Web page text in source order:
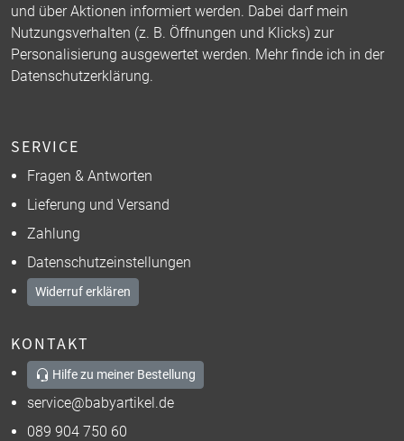
und über Aktionen informiert werden. Dabei darf mein
Nutzungsverhalten (z. B. Öffnungen und Klicks) zur
Personalisierung ausgewertet werden. Mehr finde ich in der
Datenschutzerklärung.
SERVICE
Fragen & Antworten
Lieferung und Versand
Zahlung
Datenschutzeinstellungen
Widerruf erklären
KONTAKT
Hilfe zu meiner Bestellung
service@babyartikel.de
089 904 750 60